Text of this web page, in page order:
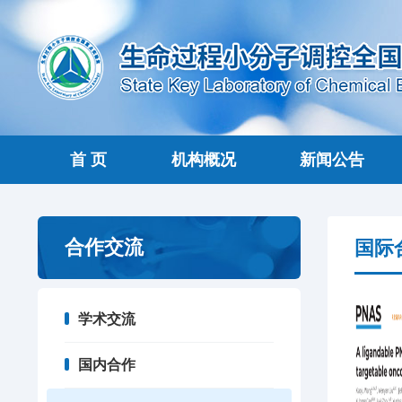
首 页 机构概况 新闻公告
合作交流
学术交流
国内合作
国际